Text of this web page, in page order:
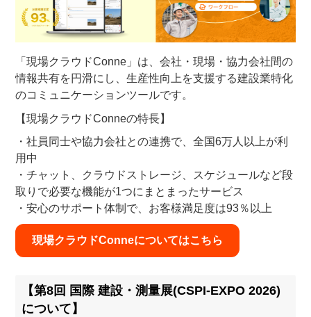
「現場クラウドConne」は、会社・現場・協力会社間の
情報共有を円滑にし、生産性向上を支援する建設業特化
のコミュニケーションツールです。
【現場クラウドConneの特長】
・社員同士や協力会社との連携で、全国6万人以上が利
用中
・チャット、クラウドストレージ、スケジュールなど段
取りで必要な機能が1つにまとまったサービス
・安心のサポート体制で、お客様満足度は93％以上
現場クラウドConneについてはこちら
【第8回 国際 建設・測量展(CSPI-EXPO 2026)
について】